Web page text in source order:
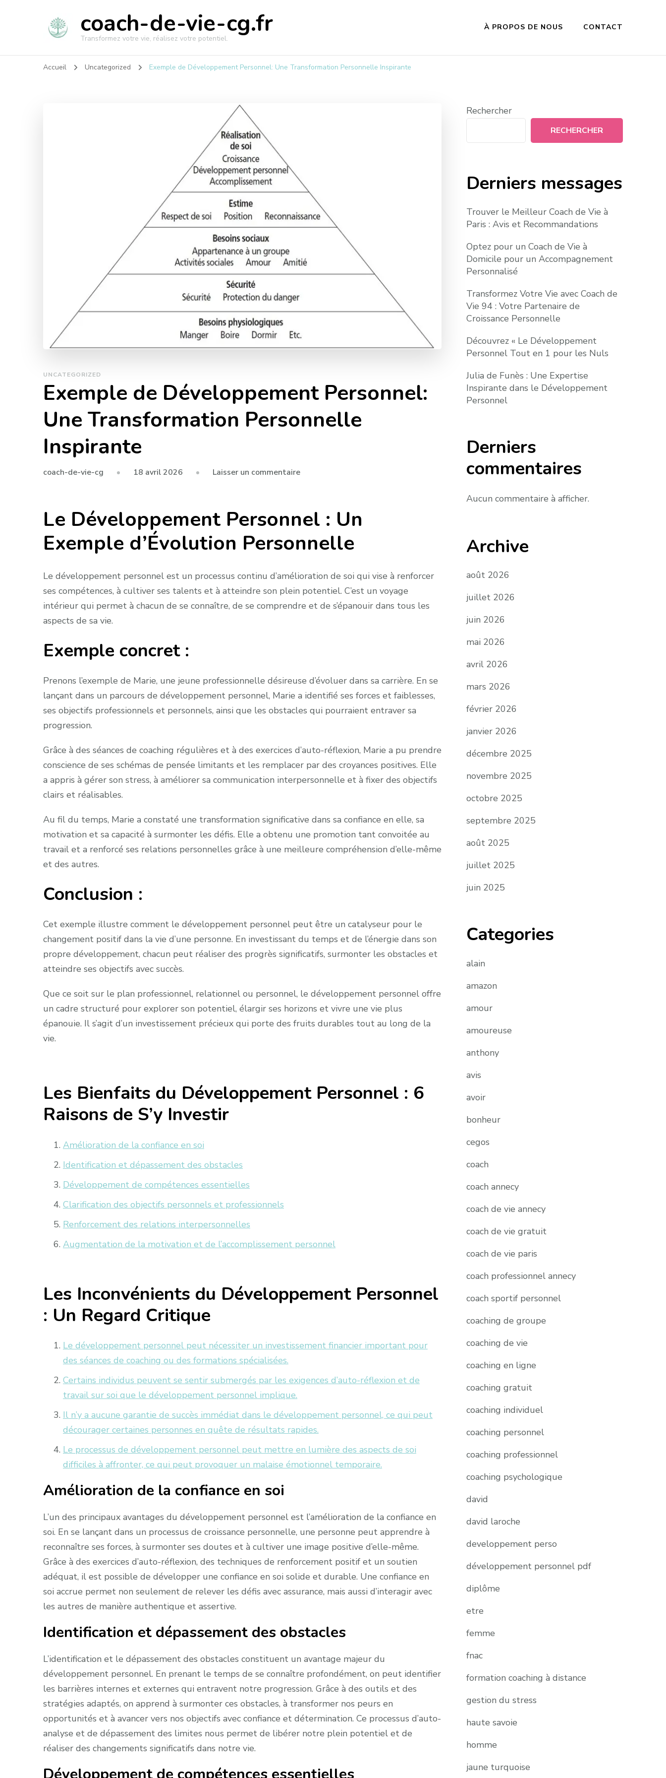
coach-de-vie-cg.fr
Transformez votre vie, réalisez votre potentiel.
À PROPOS DE NOUS CONTACT
Accueil Uncategorized Exemple de Développement Personnel: Une Transformation Personnelle Inspirante
UNCATEGORIZED
Exemple de Développement Personnel:
Une Transformation Personnelle
Inspirante
coach-de-vie-cg 18 avril 2026 Laisser un commentairesur
Développement
Personnel:
Une
Transformation
Inspirante
Le Développement Personnel : Un
Exemple d’Évolution Personnelle
Le développement personnel est un processus continu d’amélioration de soi qui vise à renforcer
ses compétences, à cultiver ses talents et à atteindre son plein potentiel. C’est un voyage
intérieur qui permet à chacun de se connaître, de se comprendre et de s’épanouir dans tous les
aspects de sa vie.
Exemple concret :
Prenons l’exemple de Marie, une jeune professionnelle désireuse d’évoluer dans sa carrière. En se
lançant dans un parcours de développement personnel, Marie a identifié ses forces et faiblesses,
ses objectifs professionnels et personnels, ainsi que les obstacles qui pourraient entraver sa
progression.
Grâce à des séances de coaching régulières et à des exercices d’auto-réflexion, Marie a pu prendre
conscience de ses schémas de pensée limitants et les remplacer par des croyances positives. Elle
a appris à gérer son stress, à améliorer sa communication interpersonnelle et à fixer des objectifs
clairs et réalisables.
Au fil du temps, Marie a constaté une transformation significative dans sa confiance en elle, sa
motivation et sa capacité à surmonter les défis. Elle a obtenu une promotion tant convoitée au
travail et a renforcé ses relations personnelles grâce à une meilleure compréhension d’elle-même
et des autres.
Conclusion :
Cet exemple illustre comment le développement personnel peut être un catalyseur pour le
changement positif dans la vie d’une personne. En investissant du temps et de l’énergie dans son
propre développement, chacun peut réaliser des progrès significatifs, surmonter les obstacles et
atteindre ses objectifs avec succès.
Que ce soit sur le plan professionnel, relationnel ou personnel, le développement personnel offre
un cadre structuré pour explorer son potentiel, élargir ses horizons et vivre une vie plus
épanouie. Il s’agit d’un investissement précieux qui porte des fruits durables tout au long de la
vie.
Les Bienfaits du Développement Personnel : 6
Raisons de S’y Investir
Amélioration de la confiance en soi
Identification et dépassement des obstacles
Développement de compétences essentielles
Clarification des objectifs personnels et professionnels
Renforcement des relations interpersonnelles
Augmentation de la motivation et de l’accomplissement personnel
Les Inconvénients du Développement Personnel
: Un Regard Critique
Le développement personnel peut nécessiter un investissement financier important pour
des séances de coaching ou des formations spécialisées.
Certains individus peuvent se sentir submergés par les exigences d’auto-réflexion et de
travail sur soi que le développement personnel implique.
Il n’y a aucune garantie de succès immédiat dans le développement personnel, ce qui peut
décourager certaines personnes en quête de résultats rapides.
Le processus de développement personnel peut mettre en lumière des aspects de soi
difficiles à affronter, ce qui peut provoquer un malaise émotionnel temporaire.
Amélioration de la confiance en soi
L’un des principaux avantages du développement personnel est l’amélioration de la confiance en
soi. En se lançant dans un processus de croissance personnelle, une personne peut apprendre à
reconnaître ses forces, à surmonter ses doutes et à cultiver une image positive d’elle-même.
Grâce à des exercices d’auto-réflexion, des techniques de renforcement positif et un soutien
adéquat, il est possible de développer une confiance en soi solide et durable. Une confiance en
soi accrue permet non seulement de relever les défis avec assurance, mais aussi d’interagir avec
les autres de manière authentique et assertive.
Identification et dépassement des obstacles
L’identification et le dépassement des obstacles constituent un avantage majeur du
développement personnel. En prenant le temps de se connaître profondément, on peut identifier
les barrières internes et externes qui entravent notre progression. Grâce à des outils et des
stratégies adaptés, on apprend à surmonter ces obstacles, à transformer nos peurs en
opportunités et à avancer vers nos objectifs avec confiance et détermination. Ce processus d’auto-
analyse et de dépassement des limites nous permet de libérer notre plein potentiel et de
réaliser des changements significatifs dans notre vie.
Rechercher
RECHERCHER
Derniers messages
Trouver le Meilleur Coach de Vie à
Paris : Avis et Recommandations
Optez pour un Coach de Vie à
Domicile pour un Accompagnement
Personnalisé
Transformez Votre Vie avec Coach de
Vie 94 : Votre Partenaire de
Croissance Personnelle
Découvrez « Le Développement
Personnel Tout en 1 pour les Nuls
Julia de Funès : Une Expertise
Inspirante dans le Développement
Personnel
Derniers
commentaires
Aucun commentaire à afficher.
Archive
août 2026
juillet 2026
juin 2026
mai 2026
avril 2026
mars 2026
février 2026
janvier 2026
décembre 2025
novembre 2025
octobre 2025
septembre 2025
août 2025
juillet 2025
juin 2025
Categories
alain
amazon
amour
amoureuse
anthony
avis
avoir
bonheur
cegos
coach
coach annecy
coach de vie annecy
coach de vie gratuit
coach de vie paris
coach professionnel annecy
coach sportif personnel
coaching de groupe
coaching de vie
coaching en ligne
coaching gratuit
coaching individuel
coaching personnel
coaching professionnel
coaching psychologique
david
david laroche
developpement perso
développement personnel pdf
diplôme
etre
femme
fnac
formation coaching à distance
gestion du stress
haute savoie
homme
jaune turquoise